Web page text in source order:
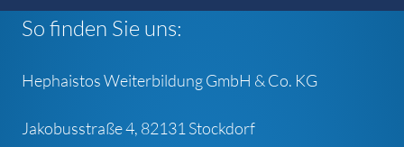
So finden Sie uns:
Hephaistos Weiterbildung GmbH & Co. KG
Jakobusstraße 4, 82131 Stockdorf